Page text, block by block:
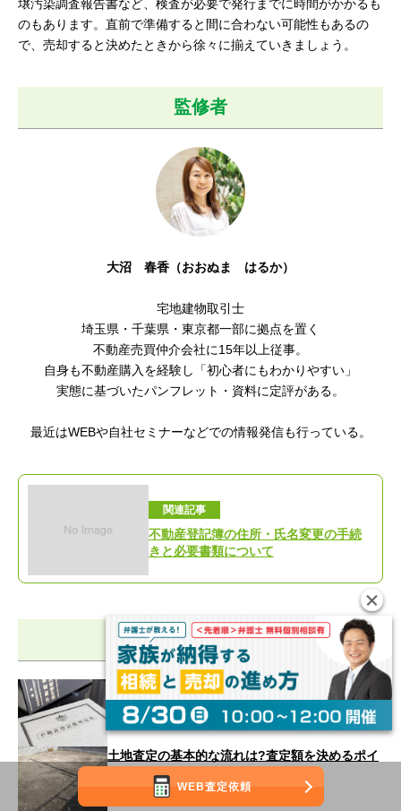
壌汚染調査報告書など、検査が必要で発行までに時間がかかるも
のもあります。直前で準備すると間に合わない可能性もあるの
で、売却すると決めたときから徐々に揃えていきましょう。
監修者
大沼 春香（おおぬま はるか）
宅地建物取引士
埼玉県・千葉県・東京都一部に拠点を置く
不動産売買仲介会社に15年以上従事。
自身も不動産購入を経験し「初心者にもわかりやすい 」
実態に基づいたパンフレット・資料に定評がある。
最近はWEBや自社セミナーなどでの情報発信も行っている。
関連記事
不動産登記簿の住所・氏名変更の手続
きと必要書類について
関連記事
所有権移転登記とは?必要なケースや不動産売買
の際の申請の流れとは
土地査定の基本的な流れは?査定額を決めるポイ
【最終更新日】2025.11.15
WEB査定依頼